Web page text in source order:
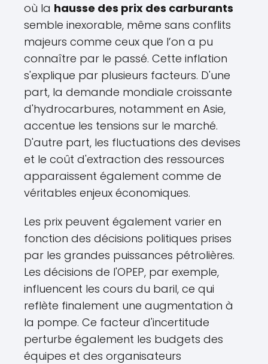
où la hausse des prix des carburants
semble inexorable, même sans conflits
majeurs comme ceux que l’on a pu
connaître par le passé. Cette inflation
s'explique par plusieurs facteurs. D'une
part, la demande mondiale croissante
d'hydrocarbures, notamment en Asie,
accentue les tensions sur le marché.
D'autre part, les fluctuations des devises
et le coût d'extraction des ressources
apparaissent également comme de
véritables enjeux économiques.
Les prix peuvent également varier en
fonction des décisions politiques prises
par les grandes puissances pétrolières.
Les décisions de l'OPEP, par exemple,
influencent les cours du baril, ce qui
reflète finalement une augmentation à
la pompe. Ce facteur d'incertitude
perturbe également les budgets des
équipes et des organisateurs